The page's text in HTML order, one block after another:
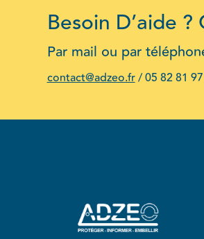
Besoin D’aide
Par mail ou par
contact@adzeo.fr/05 82 81